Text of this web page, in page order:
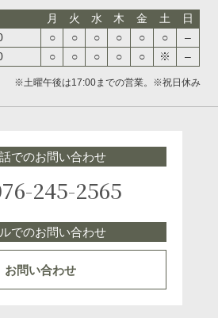
月 火 水 木 金 土
日
○ ○ ○ ○ ○ ○
–
○ ○ ○ ○ ○ ※ –
※土曜午後は17:00までの営業。※祝日休み
でのお問い合わせ
245-2565
でのお問い合わせ
お問い合わせ